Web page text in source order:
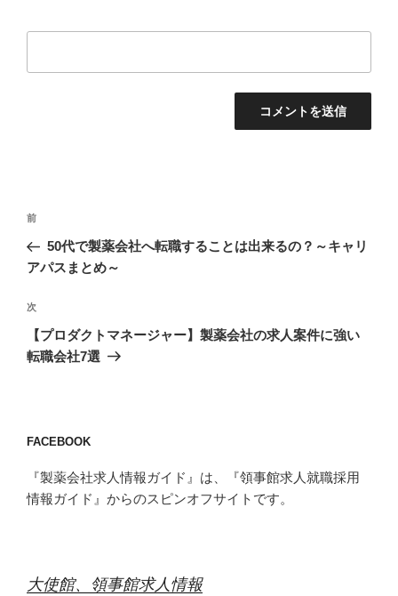
投
ナ
ゲ
ー
シ
前
の
投
前
50代で製薬会社へ転職することは出来るの？～キャリ
アパスまとめ～
次
の
投
次
【プロダクトマネージャー】製薬会社の求人案件に強い
転職会社7選
FACEBOOK
『製薬会社求人情報ガイド』は、『領事館求人就職採用
情報ガイド』からのスピンオフサイトです。
大使館、領事館求人情報